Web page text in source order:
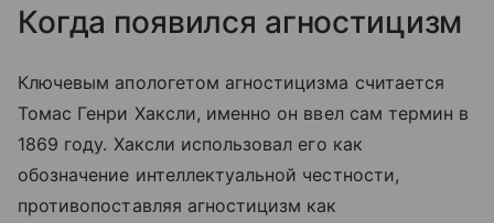
Когда появился агностицизм
Ключевым апологетом агностицизма считается
Томас Генри Хаксли, именно он ввел сам термин в
1869 году. Хаксли использовал его как
обозначение интеллектуальной честности,
противопоставляя агностицизм как